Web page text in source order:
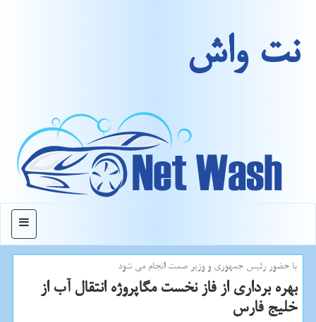
نت واش
منو
با حضور رئیس جمهوری و وزیر صمت انجام می شود
بهره برداری از فاز نخست مگاپروژه انتقال آب از
خلیج فارس